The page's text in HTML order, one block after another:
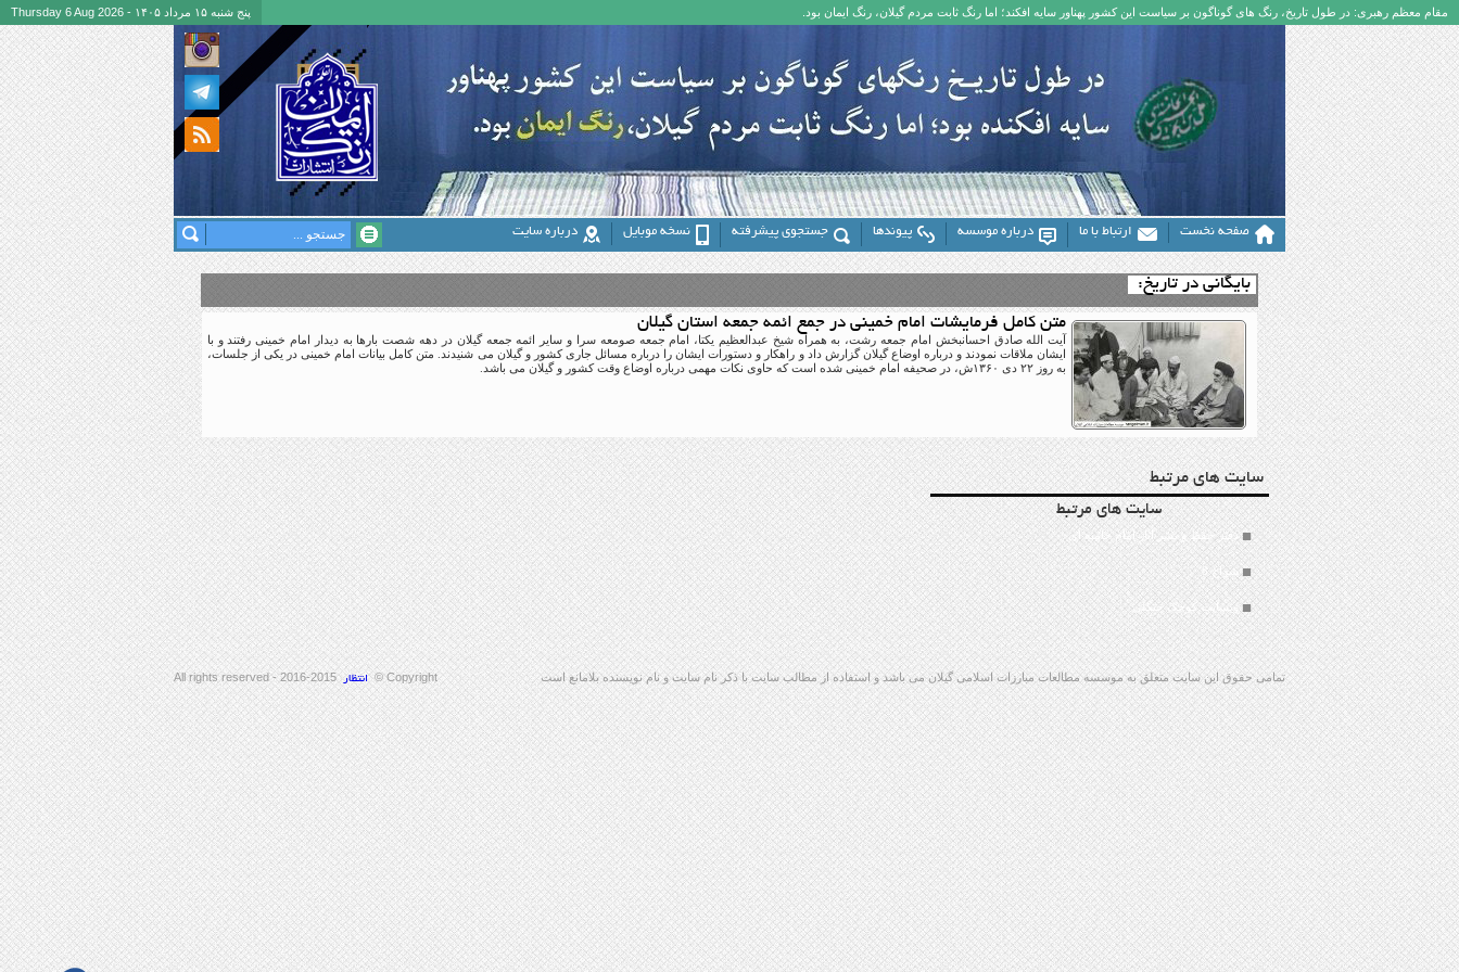
مقام معظم رهبری: در طول تاریخ، رنگ های گوناگون بر سیاست این کشور پهناور سایه افکند؛ اما رنگ ثابت مردم گیلان، رنگ ایمان بود. پنج شنبه ۱۵ مرداد ۱۴۰۵ - Thursday 6 Aug 2026
صفحه نخست ارتباط با ما درباره موسسه پیوندها جستجوی پیشرفته نسخه موبایل درباره سایت
بایگانی در تاریخ:
متن کامل فرمایشات امام خمینی در جمع ائمه جمعه استان گیلان
آیت الله صادق احسان‏بخش امام جمعه رشت، به همراه شیخ عبدالعظیم یکتا، امام جمعه صومعه سرا و سایر ائمه جمعه گیلان در دهه شصت بارها به دیدار امام خمینی رفتند و با
ایشان ملاقات نمودند و درباره اوضاع گیلان گزارش داد و راهکار و دستورات ایشان را درباره مسائل جاری کشور و گیلان می شنیدند. متن کامل بیانات امام خمینی در یکی از جلسات،
به روز ۲۲ دى ۱۳۶۰ش، در صحیفه امام خمینی شده است که حاوی نکات مهمی درباره اوضاع وقت کشور و گیلان می باشد.
سایت های مرتبط
سایت های مرتبط
دفتر حفظ و نشر آثار امام خامنه ای
سراج 8
وبسایت کوچک جنگلی
تمامی حقوق این سایت متعلق به موسسه مطالعات مبارزات اسلامی گیلان می باشد و استفاده از مطالب سایت با ذکر نام سایت و نام نویسنده بلامانع است Copyright © انتظار 2015-2016 - All rights reserved